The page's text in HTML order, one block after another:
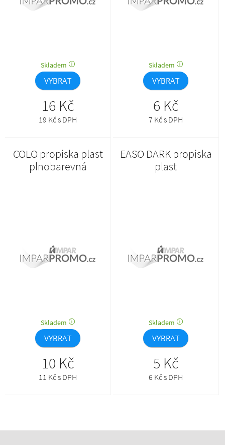
Skladem
VYBRAT
16 Kč
19 Kč s DPH
Skladem
VYBRAT
6 Kč
7 Kč s DPH
COLO propiska plast
plnobarevná
Skladem
VYBRAT
10 Kč
11 Kč s DPH
EASO DARK propiska
plast
Skladem
VYBRAT
5 Kč
6 Kč s DPH